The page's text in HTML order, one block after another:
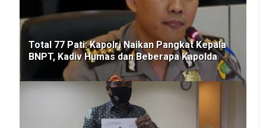
Total 77 Pati: Kapolri Naikan Pangkat Kepala
BNPT, Kadiv Humas dan Beberapa Kapolda